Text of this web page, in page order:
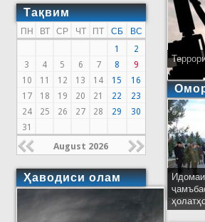
Тақвим
ПН ВТ СР ЧТ ПТ СБ
ВС
1
2
3
4 5 6 7 8
9
10
11 12 13 14 15
16
17
18 19 20 21 22
23
24
25 26 27 28 29
30
31
August 2026
Ҳаводиси олам